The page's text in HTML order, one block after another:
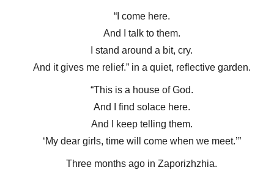
“I come here.
And I talk to them.
I stand around a bit, cry.
And it gives me relief.” in a quiet, reflective garden.
“This is a house of God.
And I find solace here.
And I keep telling them.
‘My dear girls, time will come when we meet.’”
Three months ago in Zaporizhzhia.